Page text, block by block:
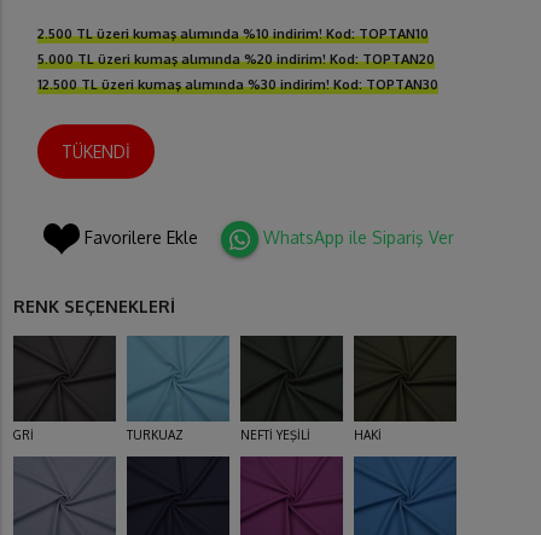
2.500 TL üzeri kumaş alımında %10 indirim! Kod: TOPTAN10
5.000 TL üzeri kumaş alımında %20 indirim! Kod: TOPTAN20
12.500 TL üzeri kumaş alımında %30 indirim! Kod: TOPTAN30
TÜKENDİ
Favorilere Ekle WhatsApp ile Sipariş Ver
RENK SEÇENEKLERİ
GRİ TURKUAZ NEFTİ YEŞİLİ HAKİ